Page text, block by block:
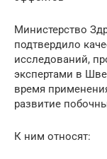
Министерство
подтвердило
исследований,
экспертами в
время
развитие
К ним относят: